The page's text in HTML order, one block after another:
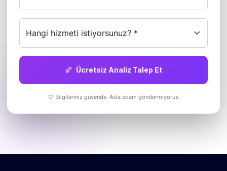
Ücretsiz Analiz Talep Et
Bilgileriniz güvende. Asla spam göndermiyoruz.